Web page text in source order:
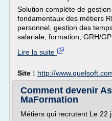
Solution complète de
fondamentaux des métiers
personnel, gestion des
salariale, formation, GRH/
Lire la suite
Site : http://
Comment devenir
MaFormation
Métiers qui recrutent Le 22